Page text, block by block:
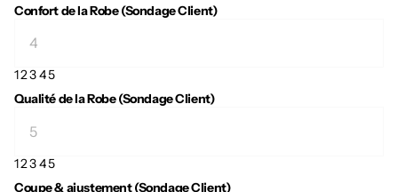
Confort de la Robe (Sondage Client)
12345
Qualité de la Robe (Sondage Client)
12345
Coupe & ajustement (Sondage Client)